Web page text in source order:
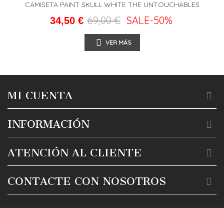
CAMISETA PAINT SKULL WHITE THE UNTOUCHABLES
34,50 € 69,00 € SALE-50%
VER MÁS
MI CUENTA
INFORMACIÓN
ATENCIÓN AL CLIENTE
CONTACTE CON NOSOTROS